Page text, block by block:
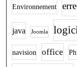
Environnement
java Joomla
navision office